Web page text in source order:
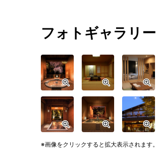
フォトギャラリー
画像をクリックすると拡大表示されます。